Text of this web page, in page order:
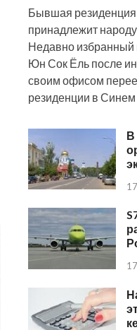
Бывшая
принадлежит
Недавно
Юн Сок Ёль после
своим офисом
резиденции в
В